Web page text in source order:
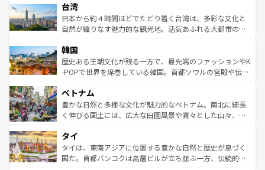
ならではの贅沢な旅のスタイルだ。 なお、新着のアメリカ
情報はコンテンツ一覧を参照してほしい。
れるおもてなしの心で訪れる人々を迎えてくれるハワイの
人々、おいしいローカルフードやハワイアンミュージッ
ク、伝統的なフラダンスなど、すべてがハワイの魅力を彩
ワイを、存分に味わってほしい。 なお、新着のハワイ情報
はコンテンツ一覧を参照してほしい。
リアリーフや大陸中央部にそびえるウルル（エアーズロッ
ク）、タスマニアの美しい原生林やケアンズの熱帯雨林な
ど、見どころがたくさん。また、カフェやワイン、オージ
いる。アクティビティも充実しており、サーフィンやダイ
ビング、ハイキングなど、アウトドア好きにはたまらな
い。オーストラリアの多彩な魅力を存分に味わいつくそ
参照してほしい。
台湾
日本から約４時間ほどでたどり着く台湾は、多彩な文化と
自然が織りなす魅力的な観光地。活気あふれる大都市の台
ン）、静ひつな山岳地帯である台湾東部など、都市の喧騒
と山間の静けさが共存しており、訪れる人に新しい発見と
驚きをもたらしてくれる。また、奥深い台湾の食文化も魅
容にもいいと評判のスイーツなど、バラエティ豊かな料理
が味わえる。 なお、新着の台湾情報は コンテンツ一覧を参
照してほしい。
韓国
歴史ある王朝文化が残る一方で、最先端のファッションやK
-POPで世界を席巻している韓国。首都ソウルの宮殿や伝統
き、地方に足を延ばせば四季折々の自然美を楽しむことが
できる。そして、キムチや焼肉、絶品のストリートフード
まで、さまざまな韓国料理が待っている。夜には、韓国な
リティに包まれながら、韓国の多彩な魅力を心ゆくまで味
わってみてほしい。 なお、新着の韓国情報はコンテンツ一
覧を参照してほしい。
ベトナム
豊かな自然と多様な文化が魅力的なベトナム。南北に細長
く伸びる国土には、広大な田園風景や青々とした山々、世
急速な発展と共に伝統が息づく。ハノイの古い町並みやホ
ーチミン市のフランス統治時代の建物も、独特の雰囲気を
醸し出している。また、バラエティの豊かさとおいしさで
タイ
タイは、東南アジアに位置する豊かな自然と歴史が息づく
国だ。首都バンコクは高層ビルが立ち並ぶ一方、伝統的な